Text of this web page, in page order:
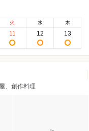
火
11
水
12
木
13
、創作料理